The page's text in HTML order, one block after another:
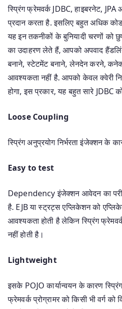
स्प्रिंग फ्रेमवर्क JDBC, हाइबरनेट,
प्रदान करता है. इसलिए बहुत अधिक
यह इन तकनीकों के बुनियादी चरणों को
का उदाहरण लेते हैं, आपको अपवाद
बनाने, स्टेटमेंट बनाने, लेनदेन करने,
आवश्यकता नहीं है. आपको केवल क्वेरी
होगा, इस प्रकार, यह बहुत सारे JDBC
Loose Coupling
स्प्रिंग अनुप्रयोग निर्भरता इंजेक्शन के
Easy to test
Dependency इंजेक्शन आवेदन का
है. EJB या स्ट्रट्स एप्लिकेशन को
आवश्यकता होती है लेकिन स्प्रिंग
नहीं होती है।
Lightweight
इसके POJO कार्यान्वयन के कारण
फ्रेमवर्क प्रोग्रामर को किसी भी वर्ग को